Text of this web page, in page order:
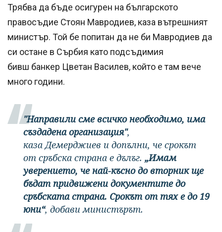
Трябва да бъде осигурен на българското
правосъдие Стоян Мавродиев, каза вътрешният
министър. Той бе попитан да не би Мавродиев да
си остане в Сърбия като подсъдимия
бивш банкер Цветан Василев, който е там вече
много години.
"Направили сме всичко необходимо, има
създадена организация",
каза Демерджиев и допълни, че срокът
от сръбска страна е дълъг. „Имам
уверението, че най-късно до вторник ще
бъдат придвижени документите до
сръбската страна. Срокът от тях е до 19
юни“, добави министърът.